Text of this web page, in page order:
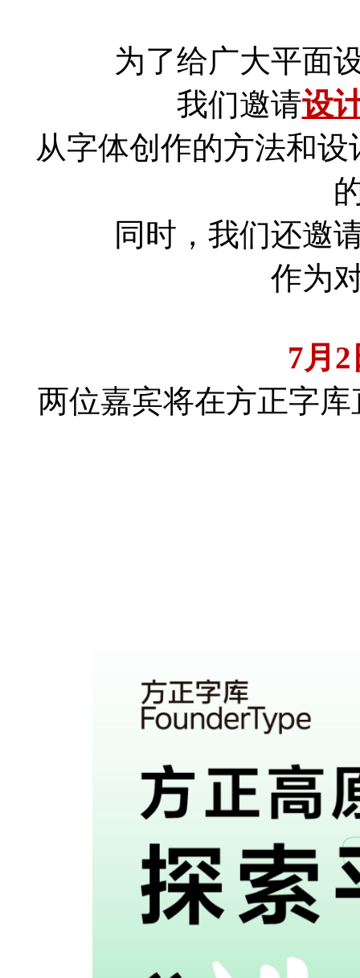
为了给广大平面
我们邀请设
从字体创作的方法和
同时，我们还邀
作为
7月
两位嘉宾将在方正字